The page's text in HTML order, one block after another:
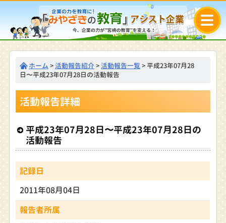
ホーム > 活動報告紹介 > 活動報告一覧> 平成23年07月28
日〜平成23年07月28日の活動報告
活動報告詳細
平成23年07月28日〜平成23年07月28日の
活動報告
記録日
2011年08月04日
報告者所属